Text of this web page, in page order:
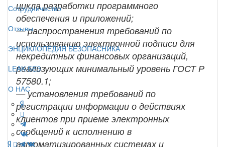
Сотрудничество
Отзывы
ЭНЦИКЛОПЕДИЯ БЕЗОПАСНИКА
LEAK-БЕЗ
О НАС
цикла разработки программного
обеспечения и приложений;
— распространения требований по
использованию электронной подписи для
некредитных финансовых организаций,
реализующих минимальный уровень ГОСТ Р
57580.1;
— установления требований по
регистрации информации о действиях
клиентов при приеме электронных
сообщений к исполнению в
автоматизированных системах и